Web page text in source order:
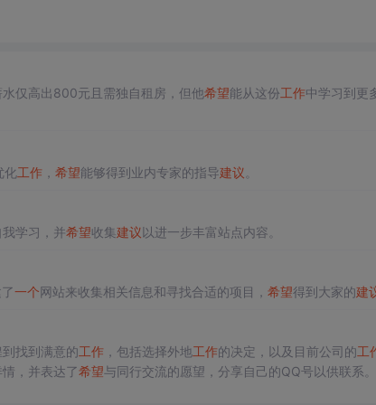
仅高出800元且需独自租房，但他希望能从这份工作中学习到更
化工作， 希望能够得到业内专家的指导建议
学习，并希望收集建议以进一步丰富站点内容。
一个网站来收集相关信息和寻找合适的项目， 希望得到大家的建
找到满意的工作，包括选择外地工作的决定，以及目前公司的工
，并表达了希望与同行交流的愿望，分享自己的QQ号以供联系。